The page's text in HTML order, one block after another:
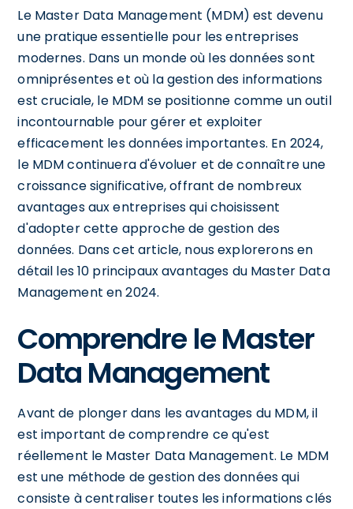
Le Master Data Management (MDM) est devenu
une pratique essentielle pour les entreprises
modernes. Dans un monde où les données sont
omniprésentes et où la gestion des informations
est cruciale, le MDM se positionne comme un outil
incontournable pour gérer et exploiter
efficacement les données importantes. En 2024,
le MDM continuera d'évoluer et de connaître une
croissance significative, offrant de nombreux
avantages aux entreprises qui choisissent
d'adopter cette approche de gestion des
données. Dans cet article, nous explorerons en
détail les 10 principaux avantages du Master Data
Management en 2024.
Comprendre le Master
Data Management
Avant de plonger dans les avantages du MDM, il
est important de comprendre ce qu'est
réellement le Master Data Management. Le MDM
est une méthode de gestion des données qui
consiste à centraliser toutes les informations clés